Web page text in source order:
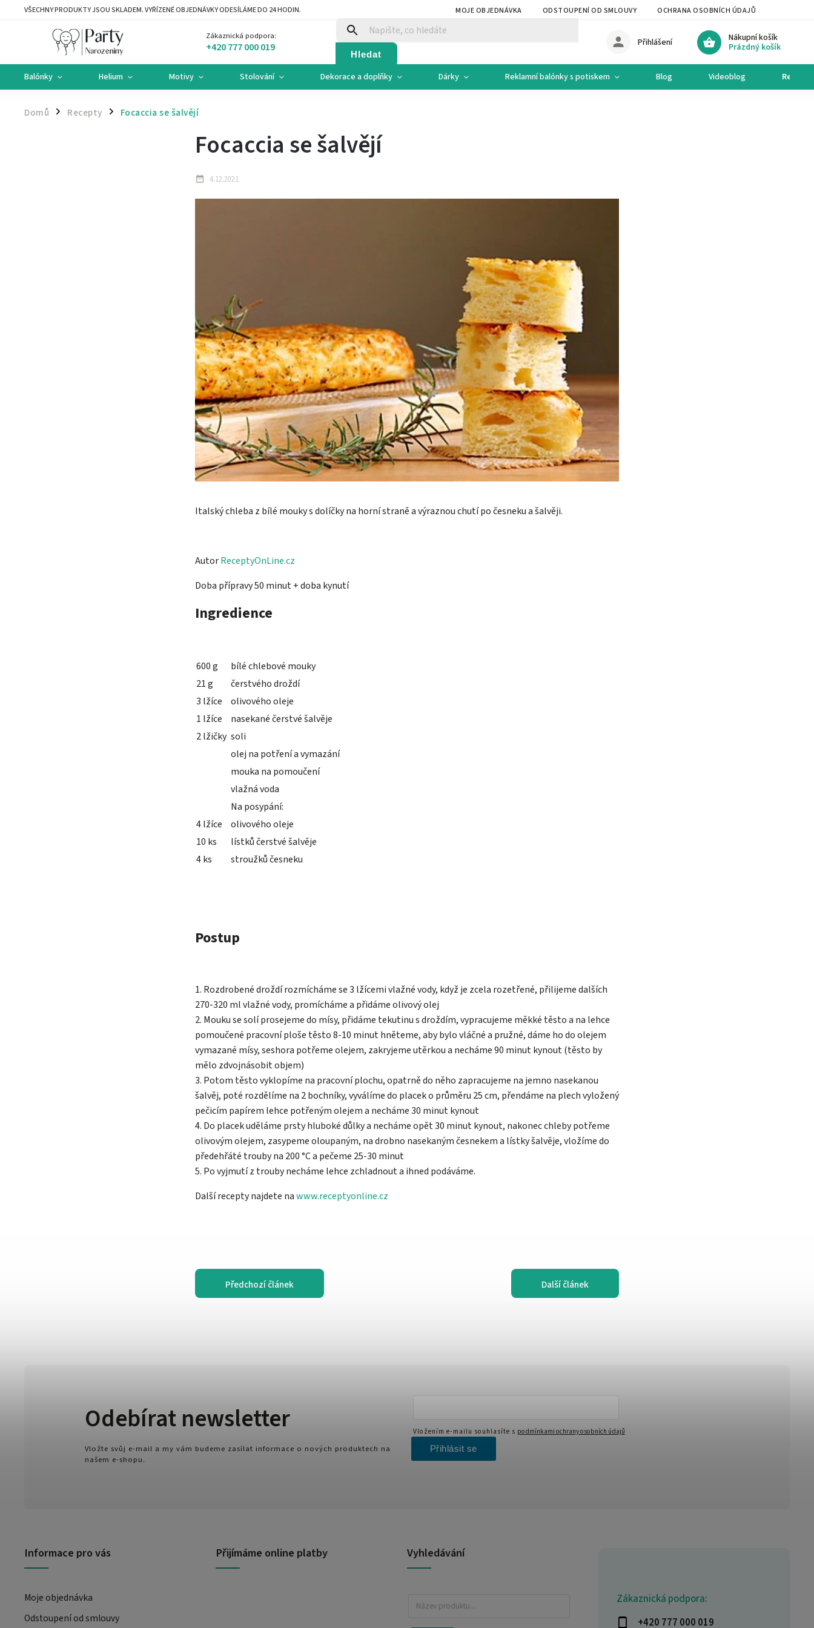
VŠECHNY PRODUKTY JSOU SKLADEM. VYŘÍZENÉ OBJEDNÁVKY ODESÍLÁME DO 24 HODIN. MOJE OBJEDNÁVKA ODSTOUPENÍ OD SMLOUVY OCHRANA OSOBNÍCH ÚDAJŮ
Zákaznická podpora:
+420 777 000 019 Hledat
Nákupní košík
Prázdný košík
Přihlášení
Balónky Helium Motivy Stolování Dekorace a doplňky Dárky Reklamní balónky s potiskem Blog Videoblog Recepty
Domů / Recepty / Focaccia se šalvějí
Focaccia se šalvějí
4.12.2021
Italský chleba z bílé mouky s dolíčky na horní straně a výraznou chutí po česneku a šalvěji.
AutorReceptyOnLine.cz
Doba přípravy 50 minut + doba kynutí
Ingredience
600 g
bílé chlebové mouky
21 g
čerstvého droždí
3 lžíce
olivového oleje
1 lžíce
nasekané čerstvé šalvěje
2 lžičky soli
olej na potření a vymazání
mouka na pomoučení
vlažná voda
Na posypání:
4 lžíce
olivového oleje
10 ks
lístků čerstvé šalvěje
4 ks
stroužků česneku
Postup
1. Rozdrobené droždí rozmícháme se 3 lžícemi vlažné vody, když je zcela rozetřené, přilijeme dalších
270-320 ml vlažné vody, promícháme a přidáme olivový olej
2. Mouku se solí prosejeme do mísy, přidáme tekutinu s droždím, vypracujeme měkké těsto a na lehce
pomoučené pracovní ploše těsto 8-10 minut hněteme, aby bylo vláčné a pružné, dáme ho do olejem
vymazané mísy, seshora potřeme olejem, zakryjeme utěrkou a necháme 90 minut kynout (těsto by
mělo zdvojnásobit objem)
3. Potom těsto vyklopíme na pracovní plochu, opatrně do něho zapracujeme na jemno nasekanou
šalvěj, poté rozdělíme na 2 bochníky, vyválíme do placek o průměru 25 cm, přendáme na plech vyložený
pečicím papírem lehce potřeným olejem a necháme 30 minut kynout
4. Do placek uděláme prsty hluboké důlky a necháme opět 30 minut kynout, nakonec chleby potřeme
olivovým olejem, zasypeme oloupaným, na drobno nasekaným česnekem a lístky šalvěje, vložíme do
předehřáté trouby na 200 °C a pečeme 25-30 minut
5. Po vyjmutí z trouby necháme lehce zchladnout a ihned podáváme.
Další recepty najdete nawww.receptyonline.cz
Předchozí článek Další článek
Zákaznická podpora:
+420 777 000 019
Informace pro vás
Moje objednávka
Odstoupení od smlouvy
Přijímáme online platby Vyhledávání
Odebírat newsletter
Vložte svůj e-mail a my vám budeme zasílat informace o nových produktech na
našem e-shopu.
Vložením e-mailu souhlasíte s podmínkami ochrany osobních údajů
Přihlásit se